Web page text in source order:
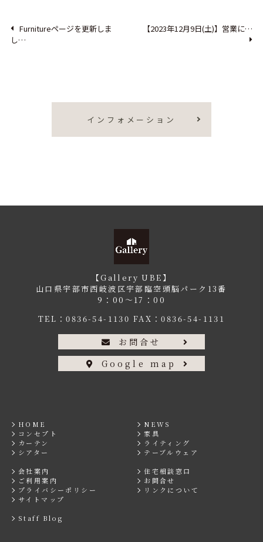
Furnitureページを更新しま
し…
【2023年12月9日(土)】営業に…
インフォメーション
【Gallery UBE】
山口県宇部市西岐波区宇部臨空頭脳パーク13番
9：00〜17：00
TEL：0836-54-1130 FAX：0836-54-1131
お問合せ
Google map
HOME
NEWS
コンセプト
家具
カーテン
ライティング
シアター
テーブルウェア
会社案内
住宅相談窓口
ご利用案内
お問合せ
プライバシーポリシー
リンクについて
サイトマップ
Staff Blog